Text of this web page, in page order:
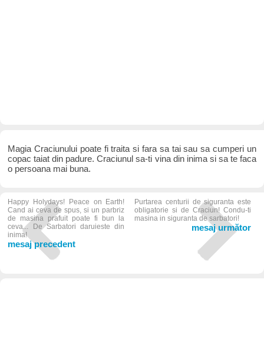
Magia Craciunului poate fi traita si fara sa tai sau sa cumperi un
copac taiat din padure. Craciunul sa-ti vina din inima si sa te faca
o persoana mai buna.
Happy Holydays! Peace on Earth!
Cand ai ceva de spus, si un parbriz
de masina prafuit poate fi bun la
ceva... De Sarbatori daruieste din
inima!
mesaj precedent
Purtarea centurii de siguranta este
obligatorie si de Craciun! Condu-ti
masina in siguranta de sarbatori!
mesaj următor